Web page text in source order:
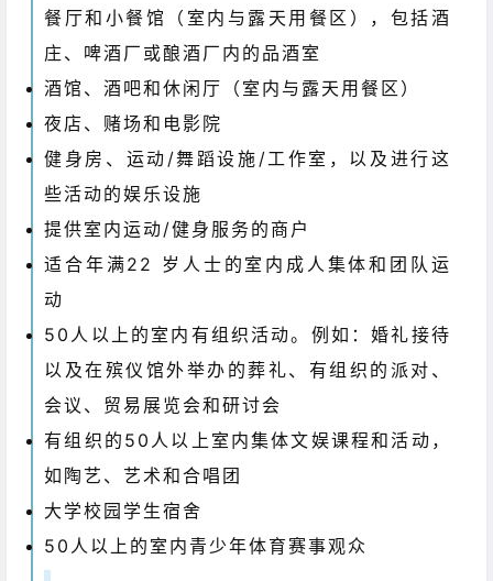
餐厅和小餐馆（室内与露天用餐区），包括酒
庄、啤酒厂或酿酒厂内的品酒室
酒馆、酒吧和休闲厅（室内与露天用餐区）
夜店、赌场和电影院
健身房、运动/舞蹈设施/工作室，以及进行这
些活动的娱乐设施
提供室内运动/健身服务的商户
适合年满22 岁人士的室内成人集体和团队运
动
50人以上的室内有组织活动。例如：婚礼接待
以及在殡仪馆外举办的葬礼、有组织的派对、
会议、贸易展览会和研讨会
有组织的50人以上室内集体文娱课程和活动，
如陶艺、艺术和合唱团
大学校园学生宿舍
50人以上的室内青少年体育赛事观众